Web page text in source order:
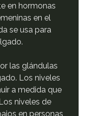
en hormonas
en el
se usa para
las glándulas
Los niveles
a medida que
niveles de
en personas